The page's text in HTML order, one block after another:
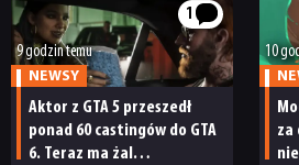
DYSKUSJE
JUŻ
1
9 godzin temu
NEWSY
Aktor z GTA 5 przeszedł
ponad 60 castingów do GTA
6. Teraz ma żal
10
za